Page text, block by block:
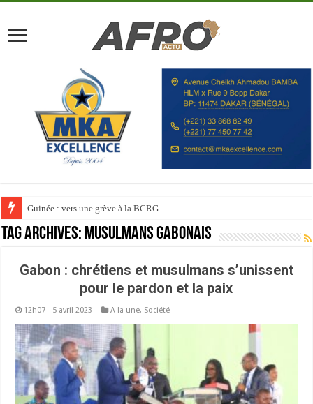
Guinée : vers une grève à la BCRG
Tag Archives: Musulmans gabonais
Gabon : chrétiens et musulmans s’unissent
pour le pardon et la paix
12h07 - 5 avril 2023 A la une, Société